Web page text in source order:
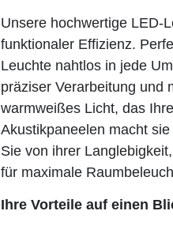
Unsere hochwertige LED-
funktionaler Effizienz.
Leuchte nahtlos in jede
präziser Verarbeitung und
warmweißes Licht, das
Akustikpaneelen macht
Sie von ihrer
für maximale
Ihre Vorteile auf einen